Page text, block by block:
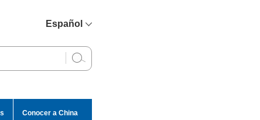
Español
English
Conocer a China